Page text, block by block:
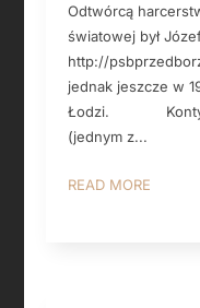
Odtwórcą
światowej był
http://
jednak jeszcze w
Łodzi.
(jednym z...
READ MORE